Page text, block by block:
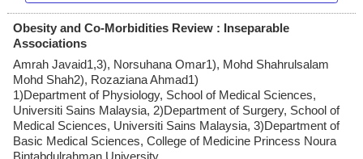
Obesity and Co-Morbidities Review : Inseparable
Associations
Amrah Javaid1,3), Norsuhana Omar1), Mohd Shahrulsalam
Mohd Shah2), Rozaziana Ahmad1)
1)Department of Physiology, School of Medical Sciences,
Universiti Sains Malaysia, 2)Department of Surgery, School of
Medical Sciences, Universiti Sains Malaysia, 3)Department of
Basic Medical Sciences, College of Medicine Princess Noura